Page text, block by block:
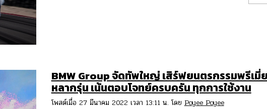
BMW Group จัดทัพใหญ่ เสิร์ฟยนตรกรรมพรีเมี่
หลากรุ่น เน้นตอบโจทย์ครบครัน ทุกการใช้งาน
โพสต์เมื่อ 27 มีนาคม 2022 เวลา 13:11 น. โดยPoyee Poyee